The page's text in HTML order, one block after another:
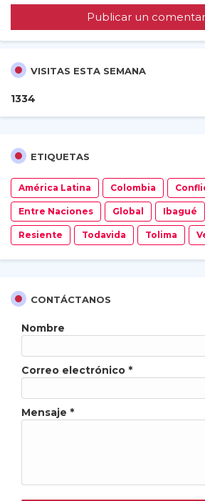
Publicar un
VISITAS ESTA SEMANA
1334
ETIQUETAS
América Latina Colombia
Entre Naciones Global Ibagué
Resiente Todavida Tolima
CONTÁCTANOS
Nombre
Correo electrónico *
Mensaje *